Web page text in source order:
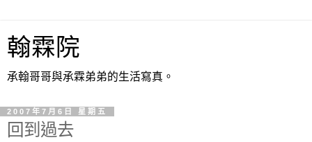
翰霖院
承翰哥哥與承霖弟弟的生活寫真。
2007年7月6日 星期五
回到過去